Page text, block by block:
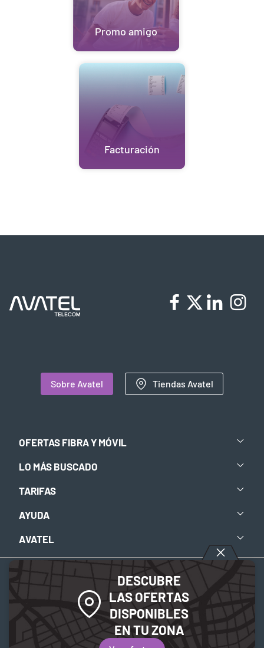
DESCUBRE
LAS OFERTAS
DISPONIBLES
EN TU ZONA
Promo amigo
Facturación
Sobre Avatel Tiendas Avatel
OFERTAS FIBRA Y MÓVIL
LO MÁS BUSCADO
TARIFAS
AYUDA
AVATEL
Política de privacidad-Política de Cookies
© 2026 Avatel Telecom. Todos los derechos reservados.